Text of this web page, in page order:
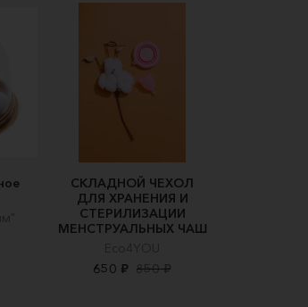
СКЛАДНОЙ ЧЕХОЛ
ДЛЯ ХРАНЕНИЯ И
СТЕРИЛИЗАЦИИ
МЕНСТРУАЛЬНЫХ ЧАШ
Eco4YOU
650 ₽ 850 ₽